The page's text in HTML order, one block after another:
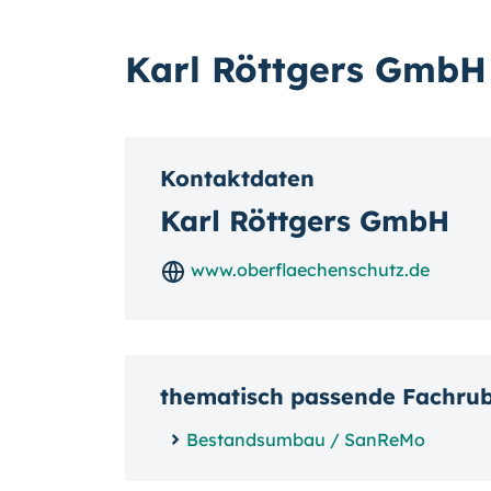
Karl Röttgers GmbH
Kontaktdaten
Karl Röttgers GmbH
www.oberflaechenschutz.de
thematisch passende
Bestandsumbau / SanReMo